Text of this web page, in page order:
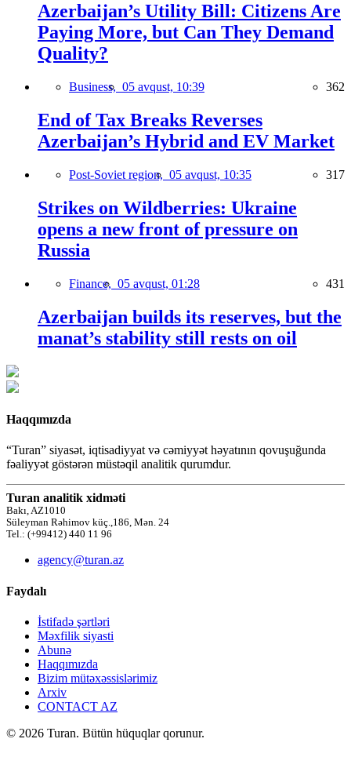
Azerbaijan’s Utility Bill: Citizens Are
Paying More, but Can They Demand
Quality?
Business, 05 avqust, 10:39 362
End of Tax Breaks Reverses
Azerbaijan’s Hybrid and EV Market
Post-Soviet region, 05 avqust, 10:35 317
Strikes on Wildberries: Ukraine
opens a new front of pressure on
Russia
Finance, 05 avqust, 01:28 431
Azerbaijan builds its reserves, but the
manat’s stability still rests on oil
Haqqımızda
“Turan” siyasət, iqtisadiyyat və cəmiyyət həyatının qovuşuğunda
fəaliyyət göstərən müstəqil analitik qurumdur.
Turan analitik xidməti
Bakı, AZ1010
Süleyman Rəhimov küç.,186, Mən. 24
Tel.: (+99412) 440 11 96
agency@turan.az
Faydalı
İstifadə şərtləri
Məxfilik siyasti
Abunə
Haqqımızda
Bizim mütəxəssislərimiz
Arxiv
CONTACT AZ
© 2026 Turan. Bütün hüquqlar qorunur.